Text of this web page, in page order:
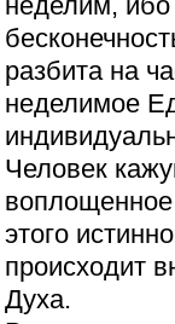
разбита на
неделимое
Человек
воплощенное
этого
происходит
Духа.